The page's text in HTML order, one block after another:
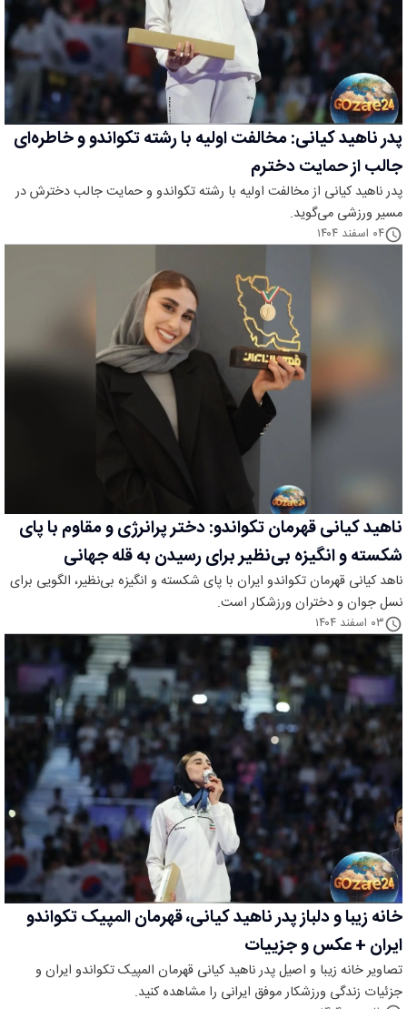
پدر ناهید کیانی: مخالفت اولیه با رشته تکواندو و خاطره‌ای
جالب از حمایت دخترم
پدر ناهید کیانی از مخالفت اولیه با رشته تکواندو و حمایت جالب دخترش در
مسیر ورزشی می‌گوید.
۰۴ اسفند ۱۴۰۴
ناهید کیانی قهرمان تکواندو: دختر پرانرژی و مقاوم با پای
شکسته و انگیزه بی‌نظیر برای رسیدن به قله جهانی
ناهد کیانی قهرمان تکواندو ایران با پای شکسته و انگیزه بی‌نظیر، الگویی برای
نسل جوان و دختران ورزشکار است.
۰۳ اسفند ۱۴۰۴
خانه زیبا و دلباز پدر ناهید کیانی، قهرمان المپیک تکواندو
ایران + عکس و جزییات
تصاویر خانه زیبا و اصیل پدر ناهید کیانی قهرمان المپیک تکواندو ایران و
جزئیات زندگی ورزشکار موفق ایرانی را مشاهده کنید.